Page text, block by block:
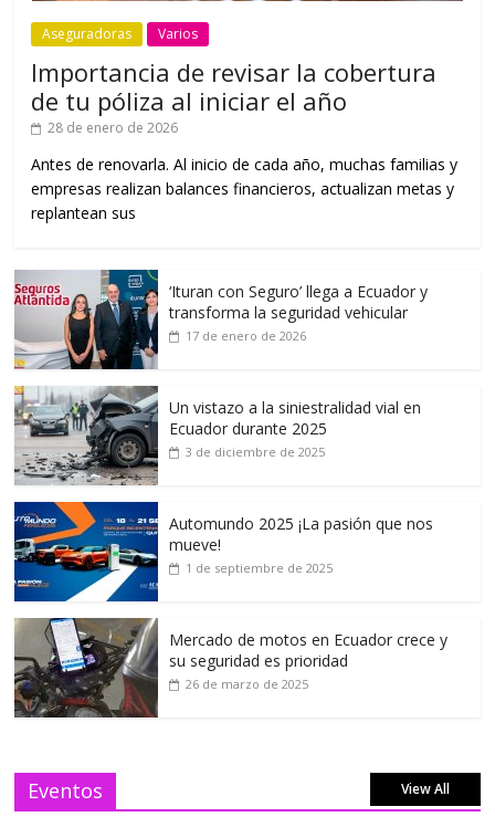
Aseguradoras Varios
Importancia de revisar la cobertura
de tu póliza al iniciar el año
28 de enero de 2026
Antes de renovarla. Al inicio de cada año, muchas familias y
empresas realizan balances financieros, actualizan metas y
replantean sus
‘Ituran con Seguro’ llega a Ecuador y
transforma la seguridad vehicular
17 de enero de 2026
Un vistazo a la siniestralidad vial en
Ecuador durante 2025
3 de diciembre de 2025
Automundo 2025 ¡La pasión que nos
mueve!
1 de septiembre de 2025
Mercado de motos en Ecuador crece y
su seguridad es prioridad
26 de marzo de 2025
Eventos View All